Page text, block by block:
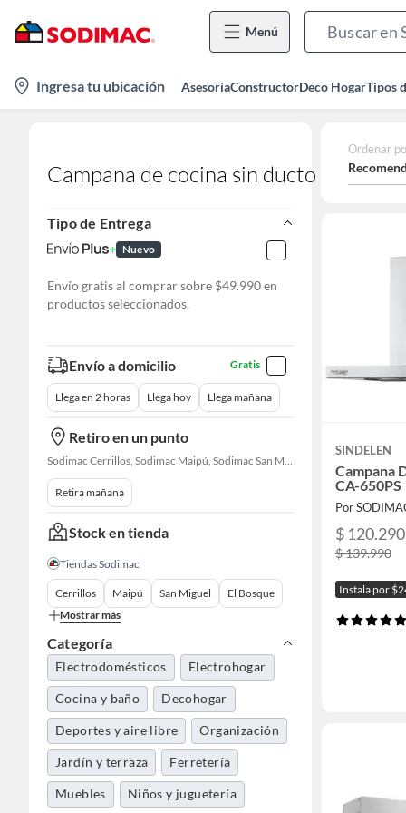
Menú
location-
icon
Ingresa tu ubicación AsesoríaConstructorDeco HogarTipos
Campana de cocina sin ducto
Tipo de Entrega
Nuevo
Envío gratis al comprar sobre $49.990 en
productos seleccionados.
Envío a domicilio Gratis
Llega en 2 horas Llega hoy Llega mañana
Retiro en un punto
Sodimac Cerrillos, Sodimac Maipú, Sodimac San Miguel, Sodimac El Bosque, Sodimac San Bernardo, Sodimac Las Condes, Constructor Cantagallo, Sodimac Talagante, Sodimac San Fernando
Retira mañana
Stock en tienda
Tiendas Sodimac
Cerrillos Maipú San Miguel
El Bosque
Mostrar más
Categoría
Electrodomésticos Electrohogar
Cocina y baño Decohogar
Deportes y aire libre Organización
Jardín y terraza Ferretería
Muebles Niños y juguetería
Ordenar
SINDELEN
Campana
CA-650PS
Por
$ 120.290
$ 139.990
Instala por